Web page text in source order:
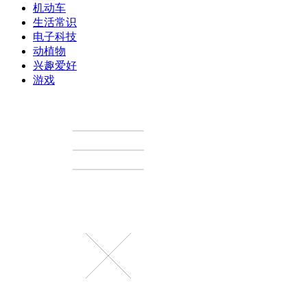
机动车
生活常识
电子科技
动植物
兴趣爱好
游戏